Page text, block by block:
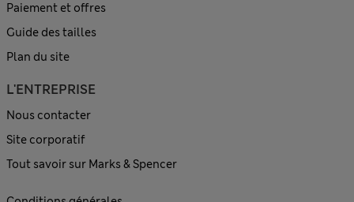
Paiement et offres
Guide des tailles
Plan du site
L'ENTREPRISE
Nous contacter
Site corporatif
Tout savoir sur Marks & Spencer